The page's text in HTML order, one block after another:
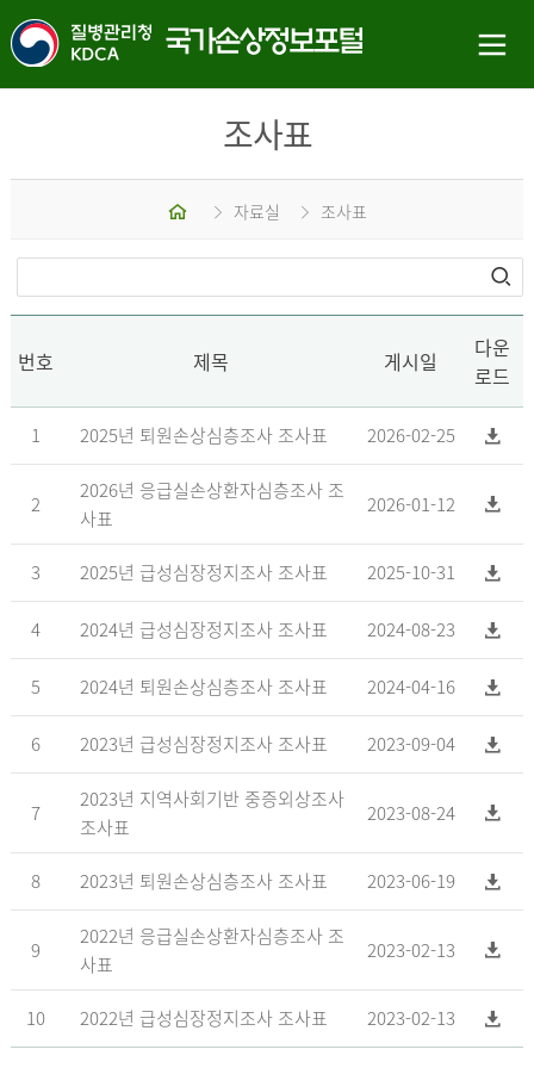
조사표
홈 자료실 조사표
번호 제목 게시일
다운
로드
1 2025년 퇴원손상심층조사 조사표 2026-02-25
2
2026년 응급실손상환자심층조사 조
사표
2026-01-12
3 2025년 급성심장정지조사 조사표 2025-10-31
4 2024년 급성심장정지조사 조사표 2024-08-23
5 2024년 퇴원손상심층조사 조사표 2024-04-16
6 2023년 급성심장정지조사 조사표 2023-09-04
7
2023년 지역사회기반 중증외상조사
조사표
2023-08-24
8 2023년 퇴원손상심층조사 조사표 2023-06-19
9
2022년 응급실손상환자심층조사 조
사표
2023-02-13
10 2022년 급성심장정지조사 조사표 2023-02-13